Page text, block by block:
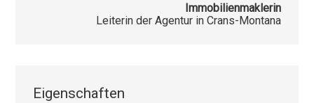
Immobilienmaklerin
Leiterin der Agentur in Crans-Montana
Eigenschaften